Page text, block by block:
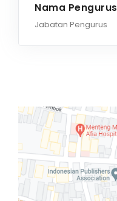
Nama Pengurus
Jabatan Pengurus